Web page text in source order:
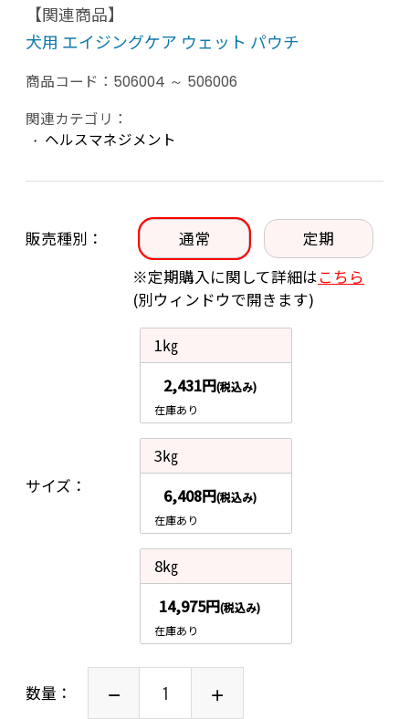
【関連商品】
犬用 エイジングケア ウェット パウチ
商品コード： 506004 ～ 506006
関連カテゴリ：
ヘルスマネジメント
販売種別 通常
定期
※定期購入に関して詳細はこちら
(別ウィンドウで開きます)
サイズ
1㎏
2,431円(税込み)
在庫あり
3㎏
6,408円(税込み)
在庫あり
8㎏
14,975円(税込み)
在庫あり
数量：